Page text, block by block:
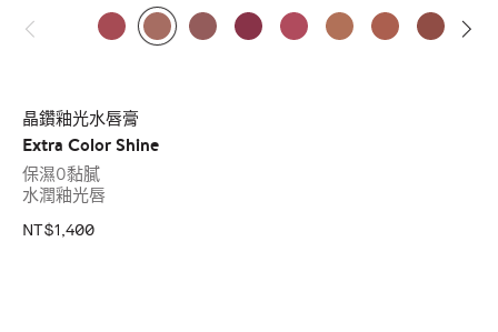
晶鑽釉光水唇膏
Extra Color Shine
保濕0黏膩
水潤釉光唇
NT$1,400